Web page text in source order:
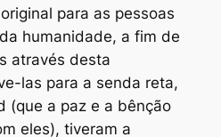
para as pessoas
humanidade, a fim de
através desta
las para a senda reta,
(que a paz e a bênção
eles), tiveram a